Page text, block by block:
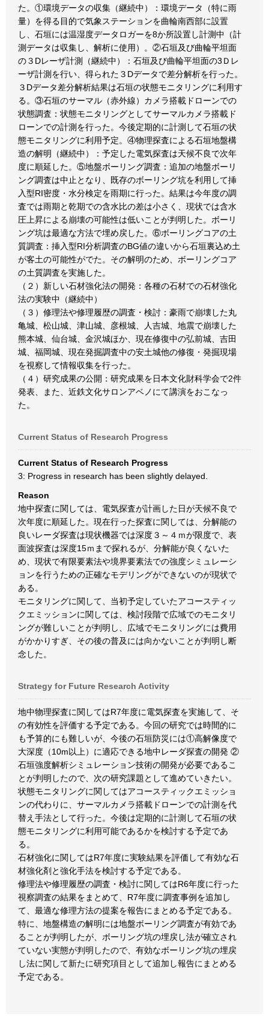
た。①環境データの収集（継続中）：環境データ（特に雨
量）を得る目的で気象ステーションを曲輪南西部に設置
し、石垣には温湿度データロガーを8か所設置し計測中（計
測データは収集し、解析に使用）。②石垣及び曲輪平坦面
の３Dレーザ計測（継続中）：石垣及び曲輪平坦面の3Ｄレ
ーザ計測を行い、得られた３Dデータで差分解析を行った。
３Dデータ差分解析結果は石垣の状態モニタリングに利用す
る。③石垣のサーマル（赤外線）カメラ搭載ドローンでの
状態調査：状態モニタリングとしてサーマルカメラ搭載ド
ローンでの計測を行った。今後定期的に計測して石垣の状
態モニタリングに利用予定。④物理探査による石垣地盤構
造の解明（継続中）：予定した電気探査は天候不良で次年
度に順延した。⑤地盤ボーリング調査：追加の地盤ボーリ
ング調査は中止となり、既存のボーリング坑を利用して挿
入型RI密度・水分検定を雨期に行った。結果は今年度の調
査では雨期と乾期での含水比の差は小さく、現状では含水
圧上昇による崩壊の可能性は低いことが判明した。ボーリ
ング坑は最適な方法で埋め戻した。⑥ボーリングコアの土
質調査：挿入型RI分析調査のBG値の違いから石垣裏込め土
が客土の可能性がでた。その解明のため、ボーリングコア
の土質調査を実施した。
（２）新しい石材強化法の開発：各種の石材での石材強化
法の実験中（継続中）
（３）修理法や修理履歴の調査・検討：豪雨で崩壊した丸
亀城、松山城、津山城、彦根城、人吉城、地震で崩壊した
熊本城、仙台城、金沢城ほか、現在修復中の弘前城、吉田
城、福岡城、現在発掘調査中の安土城他の修復・発掘現場
を視察して情報収集を行った。
（４）研究成果の公開：研究成果を日本文化財科学会で2件
発表、また、近鉄文化サロンアベノにて講演をおこなっ
た。
Current Status of Research Progress
Current Status of Research Progress
3: Progress in research has been slightly delayed.
Reason
地中探査に関しては、電気探査が計画した日が天候不良で
次年度に順延した。現在行った探査に関しては、分解能の
良いレーダ探査は現状機器では深度３～４ｍが限度で、表
面波探査は深度15ｍまで探れるが、分解能が良くないた
め、現状で有限要素法や境界要素法での強度シミュレーシ
ョンを行うための正確なモデリングができないのが現状で
ある。
モニタリングに関して、当初予定していたアコースティッ
クエミッションに関しては、検討段階で広域でのモニタリ
ングが難しいことが判明し、広域でモニタリングには費用
がかかりすぎ、その後の普及には向かないことが判明し断
念した。
Strategy for Future Research Activity
地中物理探査に関してはR7年度に電気探査を実施して、そ
の有効性を評価する予定である。今回の研究では時間的に
も予算的にも難しいが、今後の石垣防災には①高解像度で
大深度（10m以上）に適応できる地中レーダ探査の開発 ②
石垣強度解析シミュレーション技術の開発が必要であるこ
とが判明したので、次の研究課題として進めていきたい。
状態モニタリングに関してはアコースティックエミッショ
ンの代わりに、サーマルカメラ搭載ドローンでの計測を代
替え手法として行った。今後は定期的に計測して石垣の状
態モニタリングに利用可能であるかを検討する予定であ
る。
石材強化に関してはR7年度に実験結果を評価して有効な石
材強化剤と強化手法を検討する予定である。
修理法や修理履歴の調査・検討に関してはR6年度に行った
視察調査の結果をまとめて、R7年度に調査事例を追加し
て、最適な修理方法の提案を報告にまとめる予定である。
特に、地盤構造の解明には地盤ボーリング調査が有効であ
ることが判明したが、ボーリング坑の埋戻し法が確立され
ていない実態が判明したので、有効なボーリング坑の埋戻
し法に関して新たに研究項目として追加し報告にまとめる
予定である。